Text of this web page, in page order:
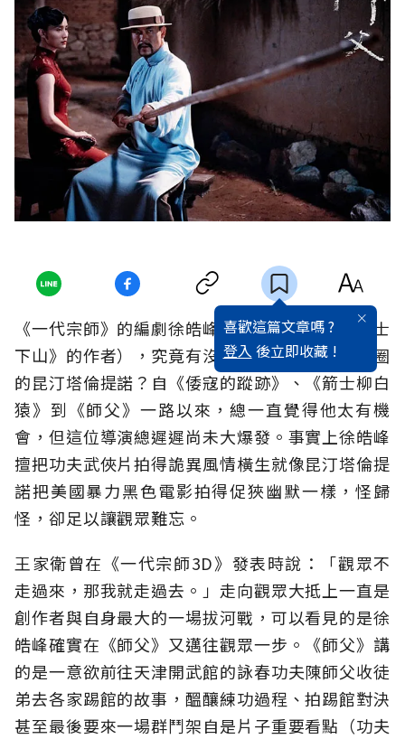
喜歡這篇文章嗎 ?
登入 後立即收藏 !
《一代宗師》的編劇徐皓峰（他甚至是小說《道士
下山》的作者），究竟有沒有機會變成華語電影圈
的昆汀塔倫提諾？自《倭寇的蹤跡》、《箭士柳白
猿》到《師父》一路以來，總一直覺得他太有機
會，但這位導演總遲遲尚未大爆發。事實上徐皓峰
擅把功夫武俠片拍得詭異風情橫生就像昆汀塔倫提
諾把美國暴力黑色電影拍得促狹幽默一樣，怪歸
怪，卻足以讓觀眾難忘。
王家衛曾在《一代宗師3D》發表時說：「觀眾不
走過來，那我就走過去。」走向觀眾大抵上一直是
創作者與自身最大的一場拔河戰，可以看見的是徐
皓峰確實在《師父》又邁往觀眾一步。《師父》講
的是一意欲前往天津開武館的詠春功夫陳師父收徒
弟去各家踢館的故事，醞釀練功過程、拍踢館對決
甚至最後要來一場群鬥架自是片子重要看點（功夫